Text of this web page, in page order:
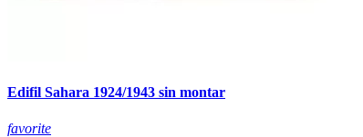
Edifil Sahara 1924/1943 sin montar
favorite